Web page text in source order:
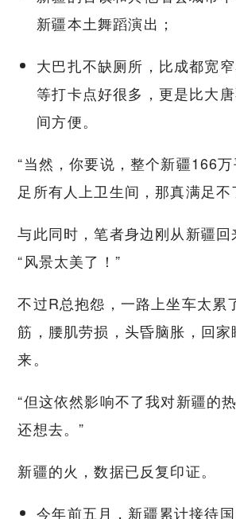
新疆本土舞蹈演出；
大巴扎不缺厕所，比成都宽
等打卡点好很多，更是比大
间方便。
“当然，你要说，整个新疆166
足所有人上卫生间，那真满足不
与此同时，笔者身边刚从新疆回
“风景太美了！”
不过R总抱怨，一路上坐车太累
筋，腰肌劳损，头昏脑胀，回
来。
“但这依然影响不了我对新疆的
还想去。”
新疆的火，数据已反复印证。
今年前五月，新疆累计接待